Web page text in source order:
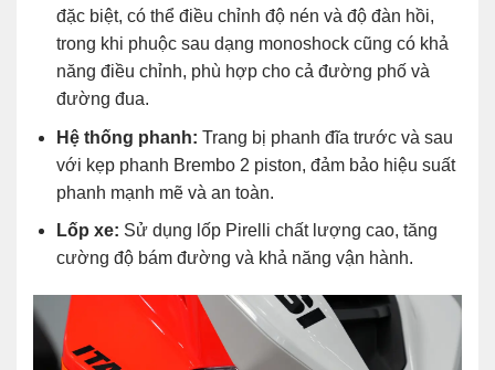
đặc biệt, có thể điều chỉnh độ nén và độ đàn hồi,
trong khi phuộc sau dạng monoshock cũng có khả
năng điều chỉnh, phù hợp cho cả đường phố và
đường đua.
Hệ thống phanh: Trang bị phanh đĩa trước và sau
với kẹp phanh Brembo 2 piston, đảm bảo hiệu suất
phanh mạnh mẽ và an toàn.
Lốp xe: Sử dụng lốp Pirelli chất lượng cao, tăng
cường độ bám đường và khả năng vận hành.